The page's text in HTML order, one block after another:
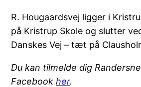
R. Hougaardsvej ligger i
på Kristrup Skole og slutter
Danskes Vej – tæt på
Du kan tilmelde dig
Facebookher.